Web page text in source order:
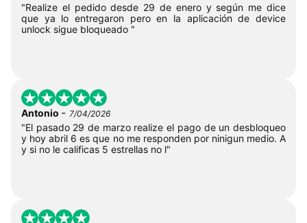
"Realize el pedido desde 29 de enero y según me dice
que ya lo entregaron pero en la aplicación de device
unlock sigue bloqueado "
Antonio - 7/04/2026
"El pasado 29 de marzo realize el pago de un desbloqueo
y hoy abril 6 es que no me responden por ninigun medio. A
y si no le calificas 5 estrellas no l"